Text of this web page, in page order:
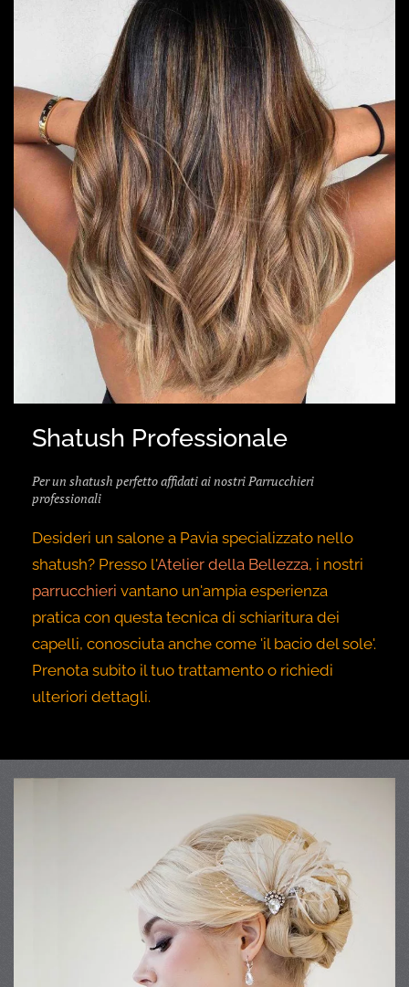
Shatush Professionale
Per un shatush perfetto affidati ai nostri Parrucchieri
professionali
Desideri un salone a Pavia specializzato nello
shatush? Presso l'Atelier della Bellezza, i nostri
parrucchieri vantano un'ampia esperienza
pratica con questa tecnica di schiaritura dei
capelli, conosciuta anche come 'il bacio del sole'.
Prenota subito il tuo trattamento o richiedi
ulteriori dettagli.